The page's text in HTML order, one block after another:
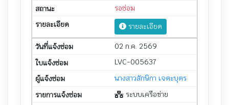
รอซ่อม
รายละเอียด
02 ก.ค. 2569
LVC-005637
นางสาวลักษิกา เจตะบุตร
ระบบเครือข่าย